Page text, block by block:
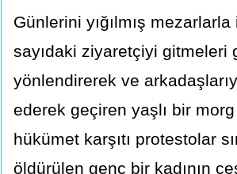
Günlerini yığılmış
sayıdaki ziyaretçiyi gitmeleri
yönlendirerek ve
ederek geçiren yaşlı bir morg
hükümet karşıtı protestolar
öldürülen genç bir kadının